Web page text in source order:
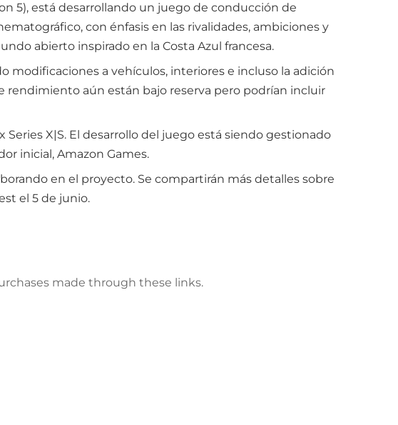
5), está desarrollando un juego de conducción de
con énfasis en las rivalidades, ambiciones y
abierto inspirado en la Costa Azul francesa.
modificaciones a vehículos, interiores e incluso la adición
rendimiento aún están bajo reserva pero podrían incluir
X|S. El desarrollo del juego está siendo gestionado
inicial, Amazon Games.
en el proyecto. Se compartirán más detalles sobre
el 5 de junio.
made through these links.